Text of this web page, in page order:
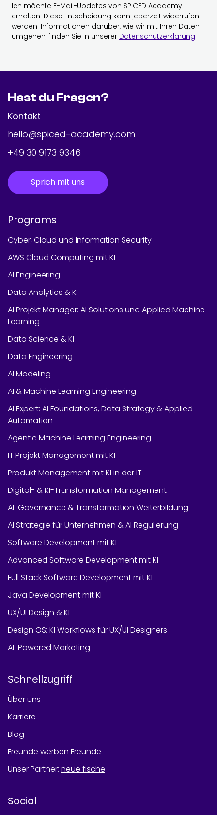
Ich möchte E-Mail-Updates von SPICED Academy
erhalten. Diese Entscheidung kann jederzeit widerrufen
werden. Informationen darüber, wie wir mit Ihren Daten
umgehen, finden Sie in unserer Datenschutzerklärung.
Hast du Fragen?
Kontakt
hello@spiced-academy.com
+49 30 9173 9346
Sprich mit uns
Programs
Cyber, Cloud und Information Security
AWS Cloud Computing mit KI
AI Engineering
Data Analytics & KI
AI Projekt Manager: AI Solutions und Applied Machine
Learning
Data Science & KI
Data Engineering
AI Modeling
AI & Machine Learning Engineering
AI Expert: AI Foundations, Data Strategy & Applied
Automation
Agentic Machine Learning Engineering
IT Projekt Management mit KI
Produkt Management mit KI in der IT
Digital- & KI-Transformation Management
AI-Governance & Transformation Weiterbildung
AI Strategie für Unternehmen & AI Regulierung
Software Development mit KI
Advanced Software Development mit KI
Full Stack Software Development mit KI
Java Development mit KI
UX/UI Design & KI
Design OS: KI Workflows für UX/UI Designers
AI-Powered Marketing
Schnellzugriff
Über uns
Karriere
Blog
Freunde werben Freunde
Unser Partner: neue fische
Social